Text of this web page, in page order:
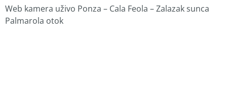
Web kamera uživo Ponza – Cala Feola – Zalazak sunca
Palmarola otok